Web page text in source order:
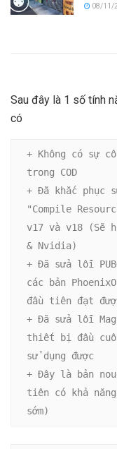
08/11/
Sau đây là 1 số tính
có
+ Không có sự
trong COD
+ Đã khắc phục
"Compile
v17 và v18 (Sẽ
& Nvidia)
+ Đã sửa lỗi
các bản
đầu tiên đạt
+ Đã sửa lỗi
thiết bị đầu
sử dụng được
+ Đây là bản
tiên có khả